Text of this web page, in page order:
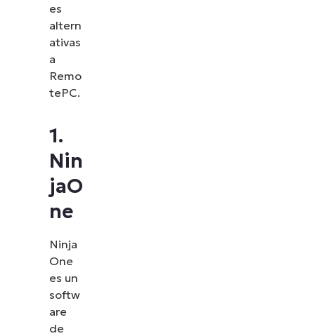
es
altern
ativas
a
Remo
tePC.
1.
Nin
jaO
ne
Ninja
One
es un
softw
are
de
Descubre NinjaOne en
Explora nuestras demos bajo demanda y descubre